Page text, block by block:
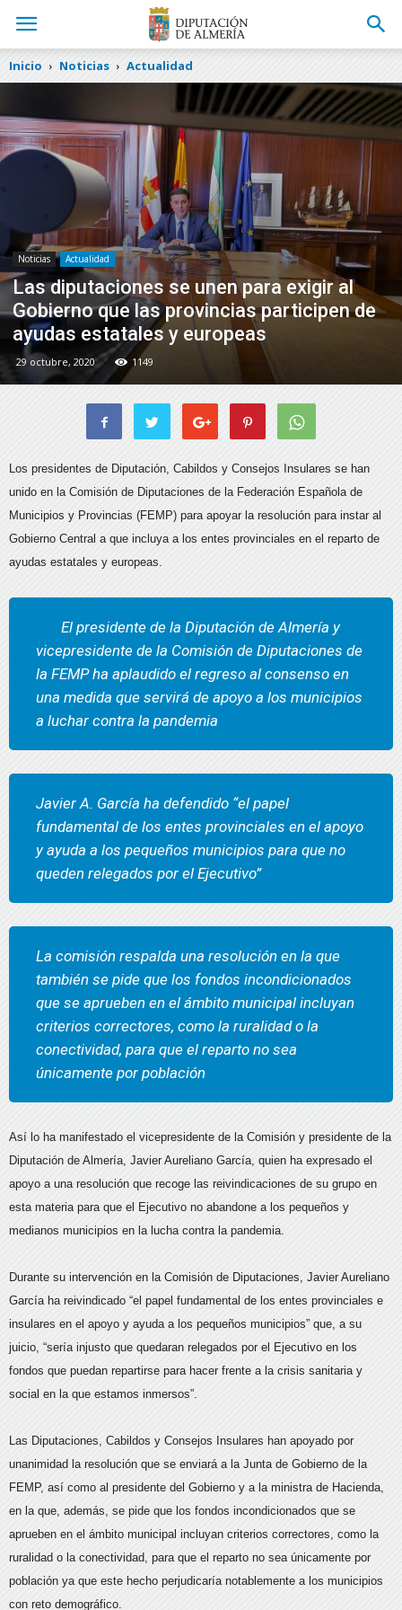
Inicio Noticias Actualidad
Noticias Actualidad
Las diputaciones se unen para exigir al
Gobierno que las provincias participen de
ayudas estatales y europeas
29 octubre, 2020 1149
Los presidentes de Diputación, Cabildos y Consejos Insulares se han
unido en la Comisión de Diputaciones de la Federación Española de
Municipios y Provincias (FEMP) para apoyar la resolución para instar al
Gobierno Central a que incluya a los entes provinciales en el reparto de
ayudas estatales y europeas.
El presidente de la Diputación de Almería y
vicepresidente de la Comisión de Diputaciones de
la FEMP ha aplaudido el regreso al consenso en
una medida que servirá de apoyo a los municipios
a luchar contra la pandemia
Javier A. García ha defendido “el papel
fundamental de los entes provinciales en el apoyo
y ayuda a los pequeños municipios para que no
queden relegados por el Ejecutivo”
La comisión respalda una resolución en la que
también se pide que los fondos incondicionados
que se aprueben en el ámbito municipal incluyan
criterios correctores, como la ruralidad o la
conectividad, para que el reparto no sea
únicamente por población
Así lo ha manifestado el vicepresidente de la Comisión y presidente de la
Diputación de Almería, Javier Aureliano García, quien ha expresado el
apoyo a una resolución que recoge las reivindicaciones de su grupo en
esta materia para que el Ejecutivo no abandone a los pequeños y
medianos municipios en la lucha contra la pandemia.
Durante su intervención en la Comisión de Diputaciones, Javier Aureliano
García ha reivindicado “el papel fundamental de los entes provinciales e
insulares en el apoyo y ayuda a los pequeños municipios” que, a su
juicio, “sería injusto que quedaran relegados por el Ejecutivo en los
fondos que puedan repartirse para hacer frente a la crisis sanitaria y
social en la que estamos inmersos”.
Las Diputaciones, Cabildos y Consejos Insulares han apoyado por
unanimidad la resolución que se enviará a la Junta de Gobierno de la
FEMP, así como al presidente del Gobierno y a la ministra de Hacienda,
en la que, además, se pide que los fondos incondicionados que se
aprueben en el ámbito municipal incluyan criterios correctores, como la
ruralidad o la conectividad, para que el reparto no sea únicamente por
población ya que este hecho perjudicaría notablemente a los municipios
con reto demográfico.